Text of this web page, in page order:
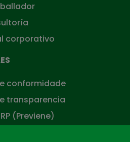
corporativo
conformidade
transparencia
(Previene)